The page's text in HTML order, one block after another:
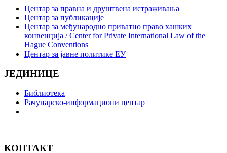
Центар за правна и друштвена истраживања
Центар за публикације
Центар за међународно приватно право хашких
конвенција / Center for Private International Law of the
Hague Conventions
Центар за јавне политике ЕУ
ЈЕДИНИЦЕ
Библиотека
Рачунарско-информациони центар
КОНТАКТ